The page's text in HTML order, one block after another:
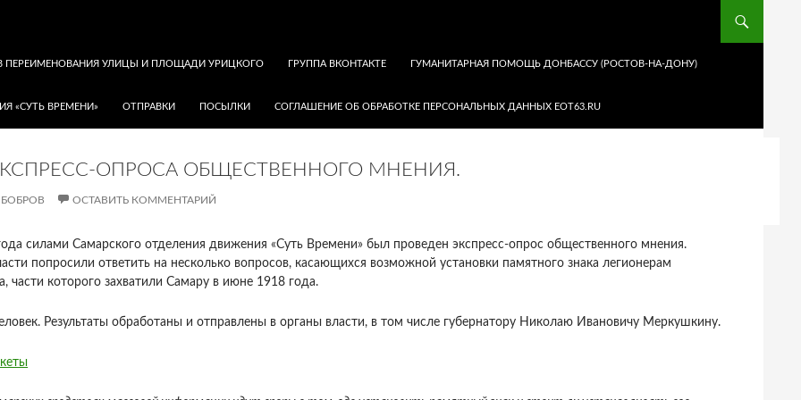
ПЕРЕИМЕНОВАНИЯ УЛИЦЫ И ПЛОЩАДИ УРИЦКОГО ГРУППА ВКОНТАКТЕ ГУМАНИТАРНАЯ ПОМОЩЬ ДОНБАССУ (РОСТОВ-НА-ДОНУ)
«СУТЬ ВРЕМЕНИ» ОТПРАВКИ ПОСЫЛКИ СОГЛАШЕНИЕ ОБ ОБРАБОТКЕ ПЕРСОНАЛЬНЫХ ДАННЫХ EOT63.RU
ОПРОСА ОБЩЕСТВЕННОГО МНЕНИЯ.
БОБРОВ ОСТАВИТЬ КОММЕНТАРИЙ
силами Самарского отделения движения «Суть Времени» был проведен экспресс-опрос общественного мнения.
попросили ответить на несколько вопросов, касающихся возможной установки памятного знака легионерам
части которого захватили Самару в июне 1918 года.
Результаты обработаны и отправлены в органы власти, в том числе губернатору Николаю Ивановичу Меркушкину.